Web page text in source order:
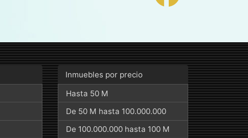
Inmuebles por precio
Hasta 50 M
De 50 M hasta 100.000.000
De 100.000.000 hasta 100 M